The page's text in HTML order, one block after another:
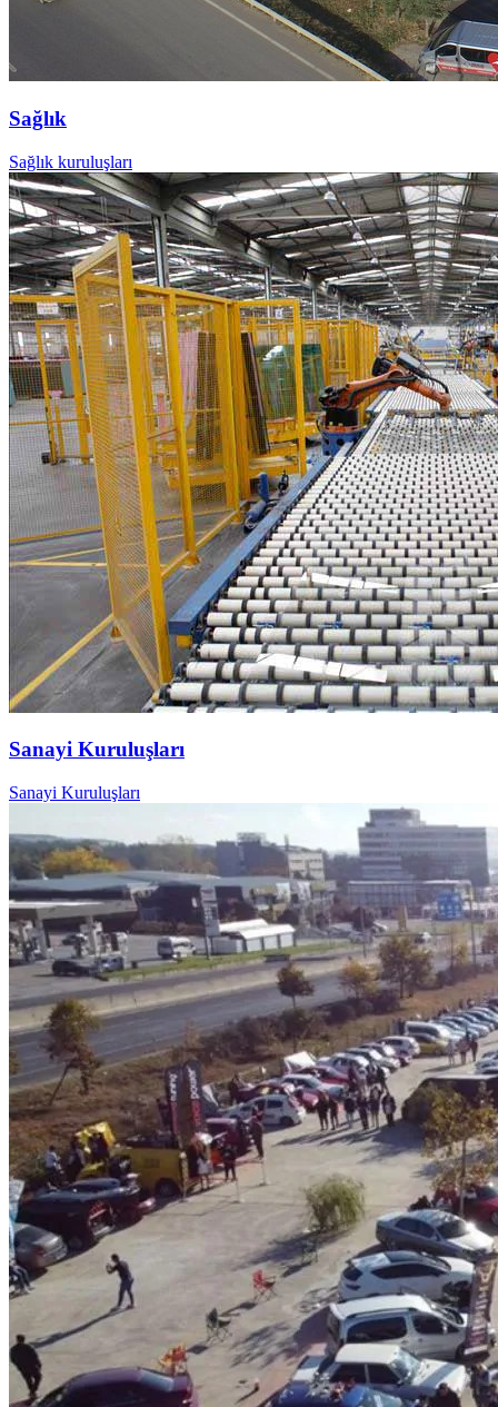
Sağlık
Sağlık kuruluşları
Sanayi Kuruluşları
Sanayi Kuruluşları